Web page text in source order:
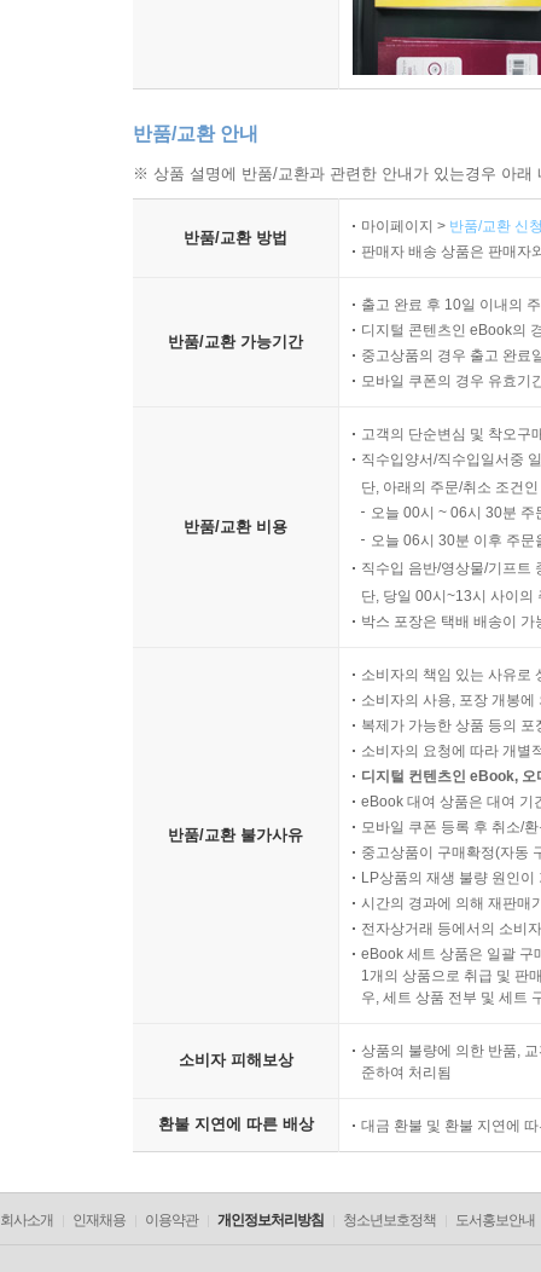
반품/교환 안내
※ 상품 설명에 반품/교환과 관련한 안내가 있는경우 아
반품/교환 방법
마이페이지 > 반품/교환 신
판매자 배송 상품은 판매자
반품/교환 가능기간
출고 완료 후 10일 이내의
디지털 콘텐츠인 eBook의
중고상품의 경우 출고 완료
모바일 쿠폰의 경우 유효기
반품/교환 비용
고객의 단순변심 및 착오구
직수입양서/직수입일서중
단, 아래의 주문/취소 조건
오늘 00시 ~ 06시 30분
오늘 06시 30분 이후 주
직수입 음반/영상물/기프트
단, 당일 00시~13시 사이의
박스 포장은 택배 배송이
반품/교환 불가사유
소비자의 책임 있는 사유로
소비자의 사용, 포장 개봉
복제가 가능한 상품 등의
소비자의 요청에 따라 개별
디지털 컨텐츠인 eBook,
eBook 대여 상품은 대여 기
모바일 쿠폰 등록 후 취소/
중고상품이 구매확정(자동
LP상품의 재생 불량 원인
시간의 경과에 의해 재판매
전자상거래 등에서의 소비
eBook 세트 상품은 일괄 구
1개의 상품으로 취급 및 판
우, 세트 상품 전부 및 세트
소비자 피해보상
상품의 불량에 의한 반품,
준하여 처리됨
환불 지연에 따른 배상 대금 환불 및 환불 지연에
회사소개 인재채용 이용약관 개인정보처리방침 청소년보호정책 도서홍보안내